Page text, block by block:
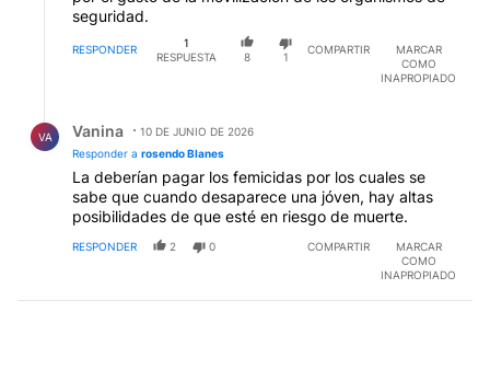
seguridad.
RESPONDER
1
RESPUESTA
8 1
COMPARTIR
MARCAR
COMO
INAPROPIADO
VA Vanina
10 DE JUNIO DE 2026
Responder a rosendo Blanes
La deberían pagar los femicidas por los cuales se
sabe que cuando desaparece una jóven, hay altas
posibilidades de que esté en riesgo de muerte.
RESPONDER 2 0 COMPARTIR
MARCAR
COMO
INAPROPIADO